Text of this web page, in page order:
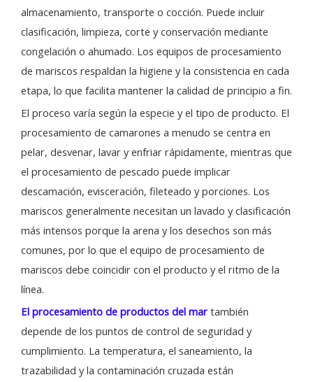
almacenamiento, transporte o cocción. Puede incluir
clasificación, limpieza, corte y conservación mediante
congelación o ahumado. Los equipos de procesamiento
de mariscos respaldan la higiene y la consistencia en cada
etapa, lo que facilita mantener la calidad de principio a fin.
El proceso varía según la especie y el tipo de producto. El
procesamiento de camarones a menudo se centra en
pelar, desvenar, lavar y enfriar rápidamente, mientras que
el procesamiento de pescado puede implicar
descamación, evisceración, fileteado y porciones. Los
mariscos generalmente necesitan un lavado y clasificación
más intensos porque la arena y los desechos son más
comunes, por lo que el equipo de procesamiento de
mariscos debe coincidir con el producto y el ritmo de la
línea.
El procesamiento de productos del mar también
depende de los puntos de control de seguridad y
cumplimiento. La temperatura, el saneamiento, la
trazabilidad y la contaminación cruzada están